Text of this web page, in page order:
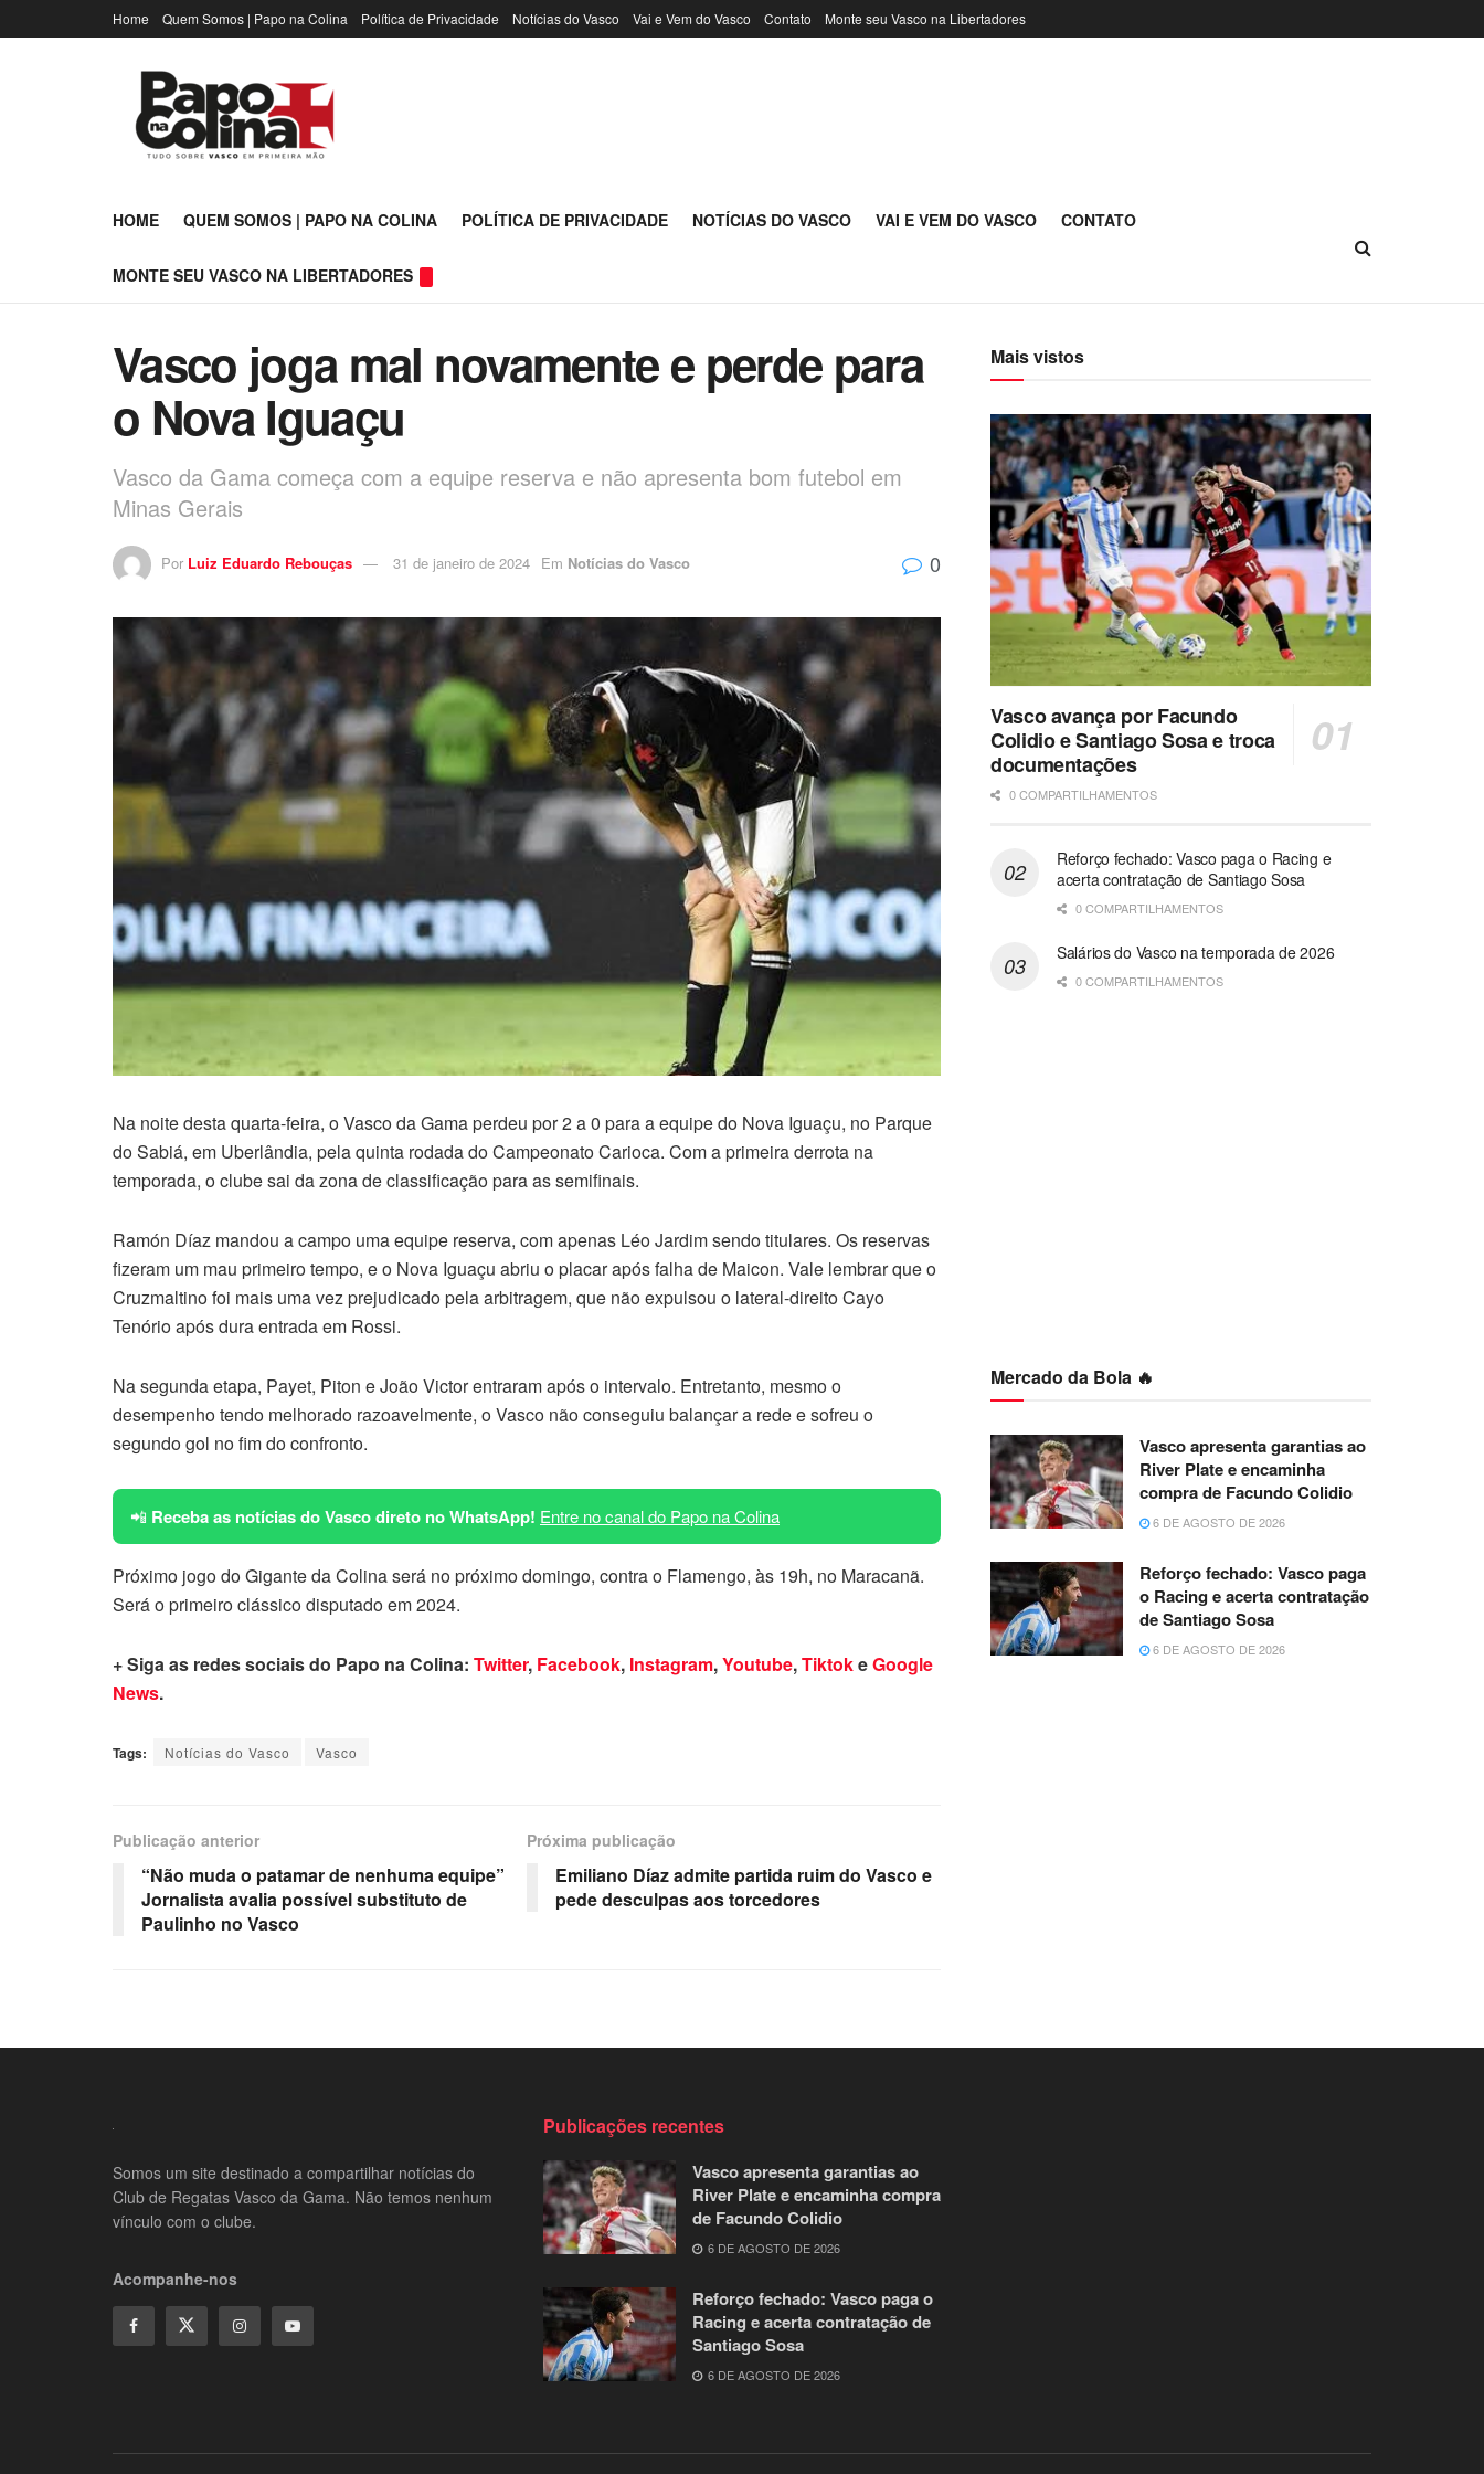
Home Quem Somos | Papo na Colina Política de Privacidade Notícias do Vasco Vai e Vem do Vasco Contato Monte seu Vasco na Libertadores
HOME QUEM SOMOS | PAPO NA COLINA POLÍTICA DE PRIVACIDADE NOTÍCIAS DO VASCO VAI E VEM DO VASCO CONTATO
MONTE SEU VASCO NA LIBERTADORES
Vasco joga mal novamente e perde para
o Nova Iguaçu
Vasco da Gama começa com a equipe reserva e não apresenta bom futebol em
Minas Gerais
Por Luiz Eduardo Rebouças 31 de janeiro de 2024 Em Notícias do Vasco 0
Na noite desta quarta-feira, o Vasco da Gama perdeu por 2 a 0 para a equipe do Nova Iguaçu, no Parque
do Sabiá, em Uberlândia, pela quinta rodada do Campeonato Carioca. Com a primeira derrota na
temporada, o clube sai da zona de classificação para as semifinais.
Ramón Díaz mandou a campo uma equipe reserva, com apenas Léo Jardim sendo titulares. Os reservas
fizeram um mau primeiro tempo, e o Nova Iguaçu abriu o placar após falha de Maicon. Vale lembrar que o
Cruzmaltino foi mais uma vez prejudicado pela arbitragem, que não expulsou o lateral-direito Cayo
Tenório após dura entrada em Rossi.
Na segunda etapa, Payet, Piton e João Victor entraram após o intervalo. Entretanto, mesmo o
desempenho tendo melhorado razoavelmente, o Vasco não conseguiu balançar a rede e sofreu o
segundo gol no fim do confronto.
📲 Receba as notícias do Vasco direto no WhatsApp! Entre no canal do Papo na Colina
Próximo jogo do Gigante da Colina será no próximo domingo, contra o Flamengo, às 19h, no Maracanã.
Será o primeiro clássico disputado em 2024.
+ Siga as redes sociais do Papo na Colina: Twitter, Facebook, Instagram,Youtube,TiktokeGoogle
News.
Tags: Notícias do Vasco Vasco
Publicação anterior
“Não muda o patamar de nenhuma equipe”
Jornalista avalia possível substituto de
Paulinho no Vasco
Próxima publicação
Emiliano Díaz admite partida ruim do Vasco e
pede desculpas aos torcedores
Mais vistos
Vasco avança por Facundo
Colidio e Santiago Sosa e troca
documentações
0 COMPARTILHAMENTOS
Reforço fechado: Vasco paga o Racing e
acerta contratação de Santiago Sosa
0 COMPARTILHAMENTOS
Salários do Vasco na temporada de 2026
0 COMPARTILHAMENTOS
Mercado da Bola 🔥
Vasco apresenta garantias ao
River Plate e encaminha
compra de Facundo Colidio
6 DE AGOSTO DE 2026
Reforço fechado: Vasco paga
o Racing e acerta contratação
de Santiago Sosa
6 DE AGOSTO DE 2026
Somos um site destinado a compartilhar notícias do
Club de Regatas Vasco da Gama. Não temos nenhum
vínculo com o clube.
Acompanhe-nos
Publicações recentes
Vasco apresenta garantias ao
River Plate e encaminha compra
de Facundo Colidio
6 DE AGOSTO DE 2026
Reforço fechado: Vasco paga o
Racing e acerta contratação de
Santiago Sosa
6 DE AGOSTO DE 2026